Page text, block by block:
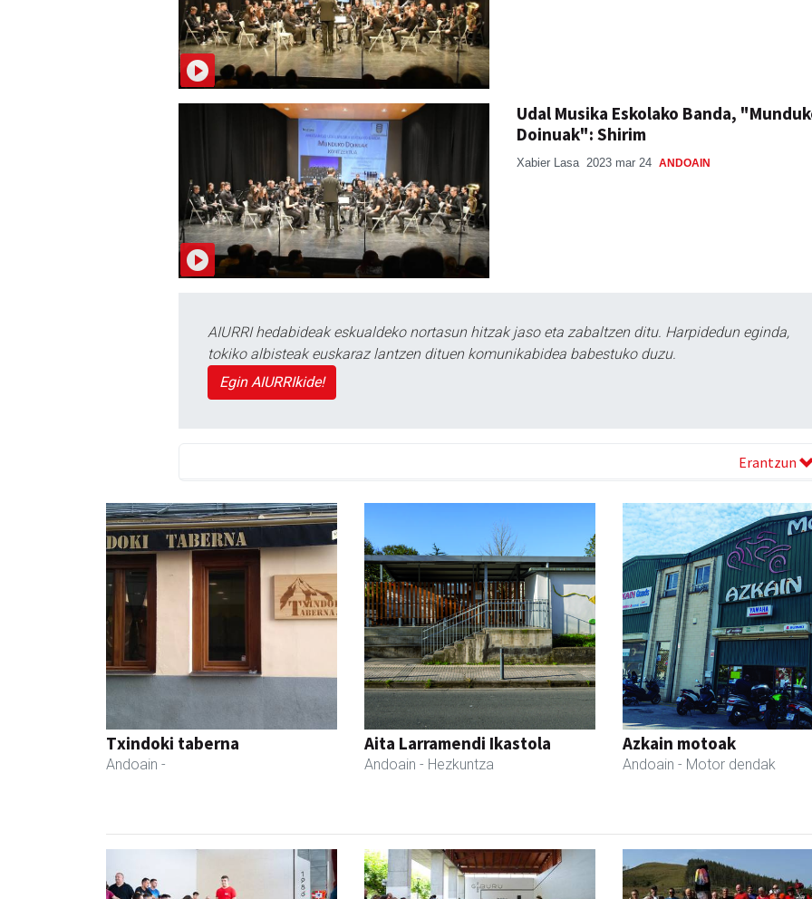
Udal Musika Eskolako Banda,
Doinuak": Shirim
Xabier Lasa 2023 mar 24 ANDOAIN
AIURRI hedabideak eskualdeko nortasun hitzak jaso eta zabaltzen ditu. Harpidedun eginda,
tokiko albisteak euskaraz lantzen dituen komunikabidea babestuko duzu.
Egin AIURRIkide!
Erantzun
Txindoki taberna
Andoain -
Aita Larramendi Ikastola
Andoain - Hezkuntza
Azkain motoak
Andoain - Motor dendak